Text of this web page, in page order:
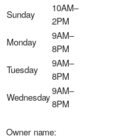
Sunday
10AM–
2PM
Monday
9AM–
8PM
Tuesday
9AM–
8PM
Wednesday
9AM–
8PM
Owner name: